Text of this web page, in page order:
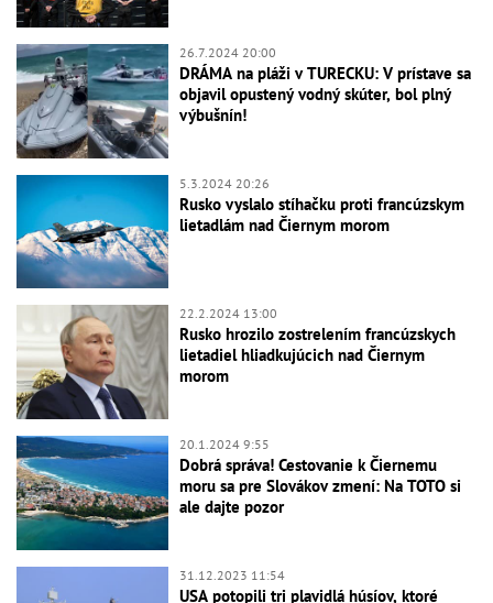
26.7.2024 20:00
DRÁMA na pláži v TURECKU: V prístave sa
objavil opustený vodný skúter, bol plný
výbušnín!
5.3.2024 20:26
Rusko vyslalo stíhačku proti francúzskym
lietadlám nad Čiernym morom
22.2.2024 13:00
Rusko hrozilo zostrelením francúzskych
lietadiel hliadkujúcich nad Čiernym
morom
20.1.2024 9:55
Dobrá správa! Cestovanie k Čiernemu
moru sa pre Slovákov zmení: Na TOTO si
ale dajte pozor
31.12.2023 11:54
USA potopili tri plavidlá húsíov, ktoré